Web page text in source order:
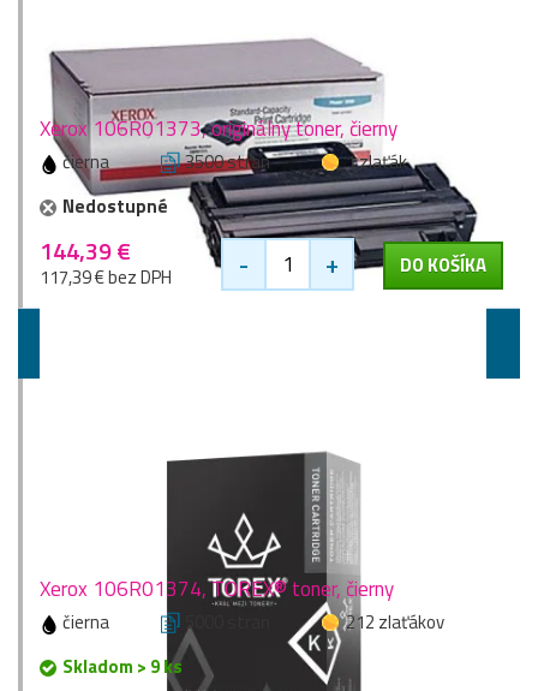
Xerox 106R01373, originálny toner, čierny
čierna 3500 stran
1 zlaťák
Nedostupné
144,39 €
117,39 € bez DPH - + DO KOŠÍKA
Xerox 106R01374, TOREX® toner, čierny
čierna 5000 stran
212 zlaťákov
Skladom > 9 ks